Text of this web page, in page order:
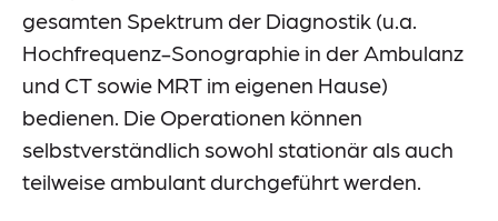
gesamten Spektrum der Diagnostik (u.a.
Hochfrequenz-Sonographie in der Ambulanz
und CT sowie MRT im eigenen Hause)
bedienen. Die Operationen können
selbstverständlich sowohl stationär als auch
teilweise ambulant durchgeführt werden.